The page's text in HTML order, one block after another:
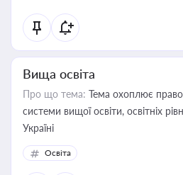
Вища освіта
Про що тема: Тема охоплює
системи вищої освіти, освітніх
Україні
Освіта